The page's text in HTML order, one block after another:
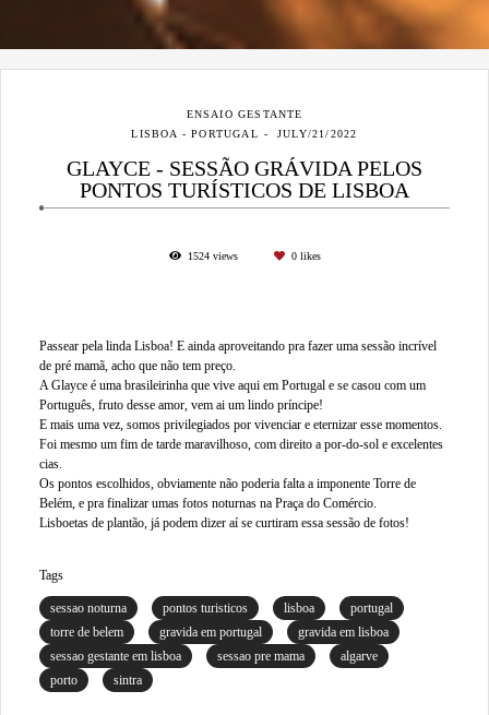
ENSAIO GESTANTE
LISBOA - PORTUGAL
JULY/21/2022
GLAYCE - SESSÃO GRÁVIDA PELOS
PONTOS TURÍSTICOS DE LISBOA
1524views 0likes
Passear pela linda Lisboa! E ainda aproveitando pra fazer uma sessão incrível
de pré mamã, acho que não tem preço.
A Glayce é uma brasileirinha que vive aqui em Portugal e se casou com um
Português, fruto desse amor, vem ai um lindo príncipe!
E mais uma vez, somos privilegiados por vivenciar e eternizar esse momentos.
Foi mesmo um fim de tarde maravilhoso, com direito a por-do-sol e excelentes
cias.
Os pontos escolhidos, obviamente não poderia falta a imponente Torre de
Belém, e pra finalizar umas fotos noturnas na Praça do Comércio.
Lisboetas de plantão, já podem dizer aí se curtiram essa sessão de fotos!
Tags
sessao noturna pontos turisticos lisboa
portugal
torre de belem
gravida em portugal
gravida em lisboa
sessao gestante em lisboa
sessao pre mama
algarve
porto
sintra